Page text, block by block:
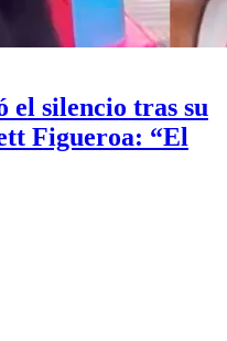
silencio tras su
Figueroa: “El